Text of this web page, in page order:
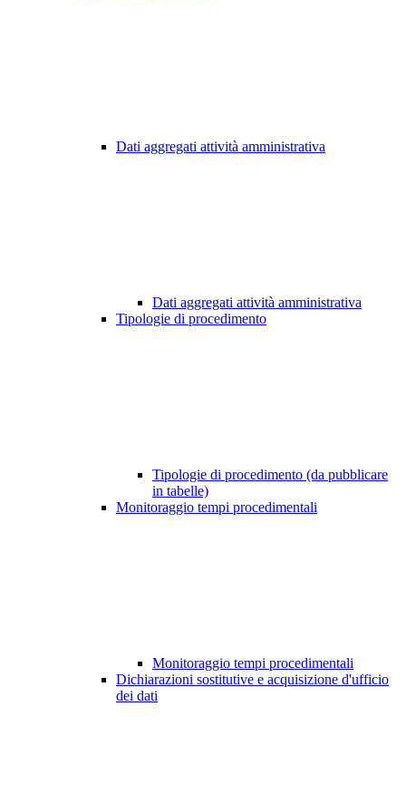
Dati aggregati attività amministrativa
Dati aggregati attività amministrativa
Tipologie di procedimento
Tipologie di procedimento (da pubblicare
in tabelle)
Monitoraggio tempi procedimentali
Monitoraggio tempi procedimentali
Dichiarazioni sostitutive e acquisizione d'ufficio
dei dati